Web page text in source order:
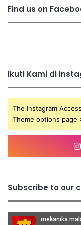
Find us on
Ikuti Kami di
The Instagram
Theme options
Subscribe to our